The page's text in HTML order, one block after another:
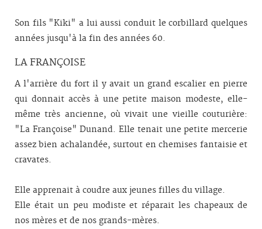
Son fils "Kiki" a lui aussi conduit le corbillard quelques
années jusqu'à la fin des années 60.
LA FRANÇOISE
A l'arrière du fort il y avait un grand escalier en pierre
qui donnait accès à une petite maison modeste, elle-
même très ancienne, où vivait une vieille couturière:
"La Françoise" Dunand. Elle tenait une petite mercerie
assez bien achalandée, surtout en chemises fantaisie et
cravates.
Elle apprenait à coudre aux jeunes filles du village.
Elle était un peu modiste et réparait les chapeaux de
nos mères et de nos grands-mères.